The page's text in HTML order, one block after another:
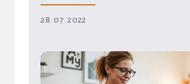
28. 07. 2022